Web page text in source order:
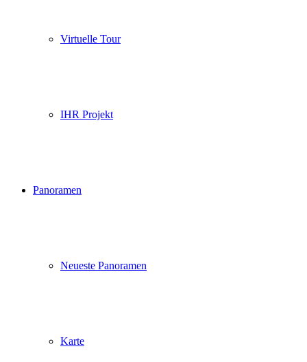
Virtuelle Tour
IHR Projekt
Panoramen
Neueste Panoramen
Karte